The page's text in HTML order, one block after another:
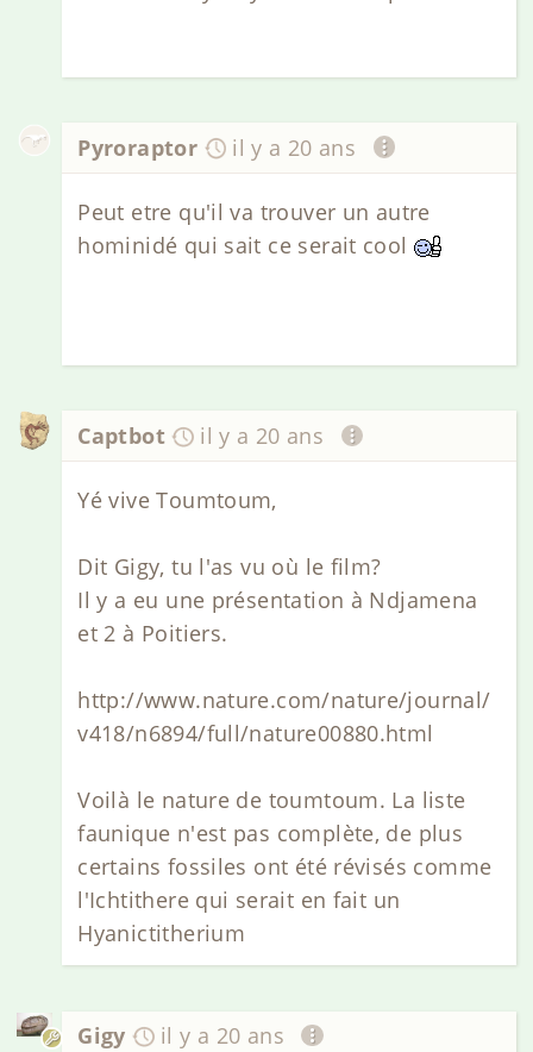
Pyroraptor il y a 20 ans
Peut etre qu'il va trouver un autre
hominidé qui sait ce serait cool
Captbot il y a 20 ans
Yé vive Toumtoum,
Dit Gigy, tu l'as vu où le film?
Il y a eu une présentation à Ndjamena
et 2 à Poitiers.
http://www.nature.com/nature/journal/
v418/n6894/full/nature00880.html
Voilà le nature de toumtoum. La liste
faunique n'est pas complète, de plus
certains fossiles ont été révisés comme
l'Ichtithere qui serait en fait un
Hyanictitherium
Gigy il y a 20 ans